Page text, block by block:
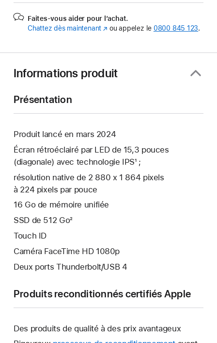
Faites-vous aider pour l’achat.
Chattez dès maintenant (s’ouvre
ou appelez le 0800 845 123.
Informations produit
Présentation
Produit lancé en mars 2024
Écran rétroéclairé par LED de 15,3 pouces
(diagonale) avec technologie IPS¹ ;
résolution native de 2 880 x 1 864 pixels
à 224 pixels par pouce
16 Go de mémoire unifiée
SSD de 512 Go²
Touch ID
Caméra FaceTime HD 1080p
Deux ports Thunderbolt/USB 4
Produits reconditionnés certifiés Apple
Des produits de qualité à des prix avantageux